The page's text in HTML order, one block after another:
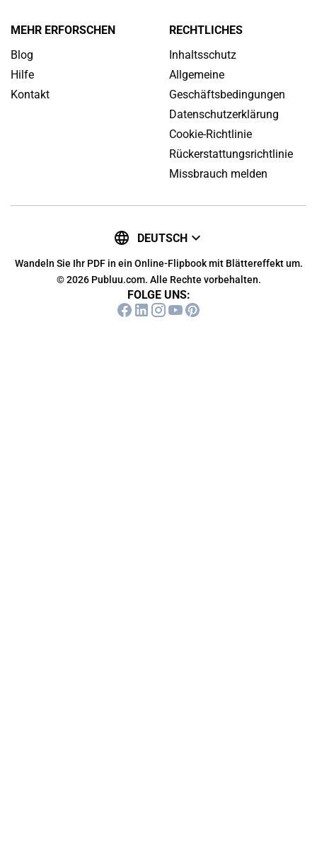
MEHR ERFORSCHEN
Blog
Hilfe
Kontakt
RECHTLICHES
Inhaltsschutz
Allgemeine
Geschäftsbedingungen
Datenschutzerklärung
Cookie-Richtlinie
Rückerstattungsrichtlinie
Missbrauch melden
DEUTSCH
Wandeln Sie Ihr PDF in ein Online-Flipbook mit Blättereffekt um.
© 2026 Publuu.com. Alle Rechte vorbehalten.
FOLGE UNS: